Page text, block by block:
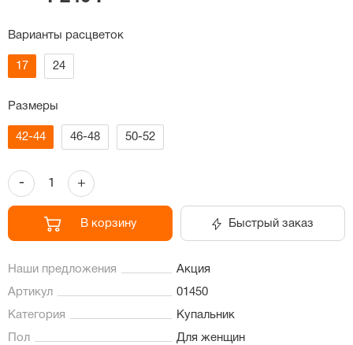
Варианты расцветок
17 24
Размеры
42-44 46-48 50-52
- +
В корзину Быстрый заказ
Наши предложения Акция
Артикул 01450
Категория Купальник
Пол Для женщин